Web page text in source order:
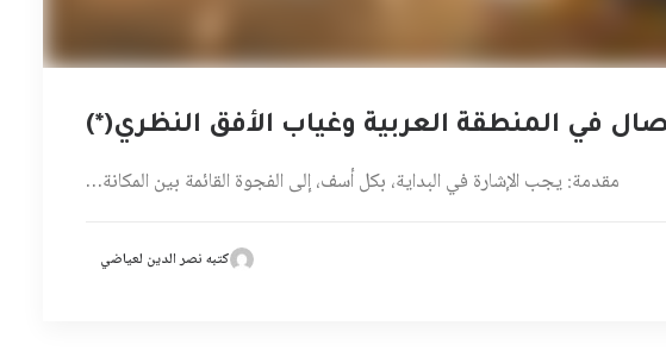
في المنطقة العربية وغياب الأفق النظري(*)
مقدمة: يجب الإشارة في البداية، بكل أسف، إلى الفجوة القائمة بين المكانة…
كتبه نصر الدين لعياضي